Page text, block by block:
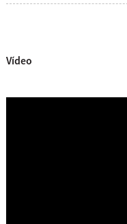
Vídeo